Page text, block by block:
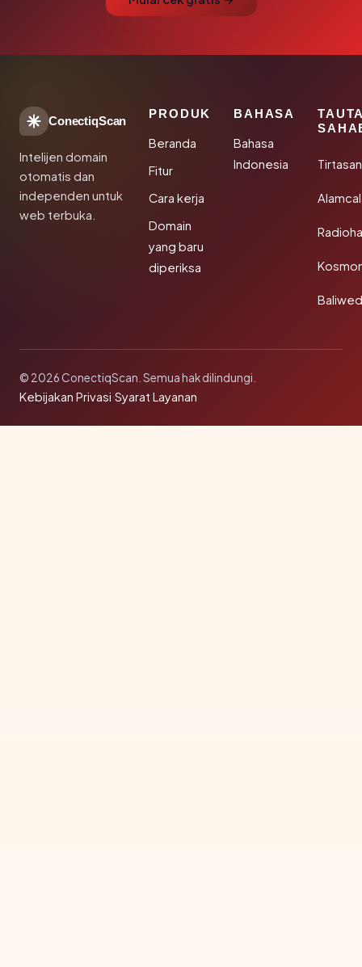
ConectiqScan
Intelijen domain
otomatis dan
independen untuk
web terbuka.
PRODUK
Beranda
Fitur
Cara kerja
Domain
yang baru
diperiksa
BAHASA
Bahasa
Indonesia
© 2026 ConectiqScan. Semua hak dilindungi.
Kebijakan Privasi·Syarat Layanan